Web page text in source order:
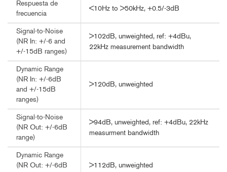
Respuesta de
frecuencia
<10Hz to >50kHz, +0.5/-3dB
Signal-to-Noise
(NR In: +/-6 and
+/-15dB ranges)
>102dB, unweighted, ref: +4dBu,
22kHz measurement bandwidth
Dynamic Range
(NR In: +/-6dB
and +/-15dB
ranges)
>120dB, unweighted
Signal-to-Noise
(NR Out: +/-6dB
range)
>94dB, unweighted, ref: +4dBu, 22kHz
measurment bandwidth
Dynamic Range
(NR Out: +/-6dB
>112dB, unweighted